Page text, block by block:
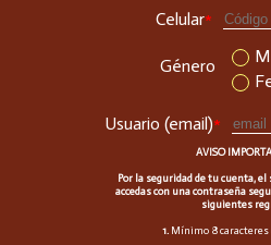
Celular*
Género
Usuario (email)*
AVISO
Por la seguridad de tu cuenta,
accedas con una contraseña
siguientes
1.Mínimo 8 caracteres